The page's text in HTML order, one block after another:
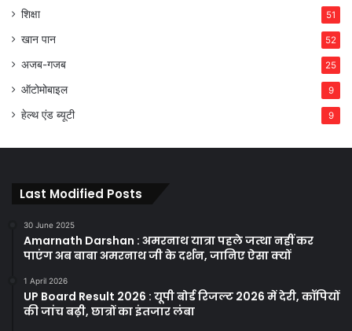
शिक्षा 51
खान पान 52
अजब-गजब 25
ऑटोमोबाइल 9
हेल्थ एंड ब्यूटी 9
Last Modified Posts
30 June 2025
Amarnath Darshan : अमरनाथ यात्रा पहले जत्था नहीं कर
पाएंग अब बाबा अमरनाथ जी के दर्शन, जानिए ऐसा क्यों
1 April 2026
UP Board Result 2026 : यूपी बोर्ड रिजल्ट 2026 में देरी, कॉपियों
की जांच बढ़ी, छात्रों का इंतजार लंबा